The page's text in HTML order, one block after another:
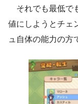
それでも最低で
値にしようとチェ
ュ自体の能力の方